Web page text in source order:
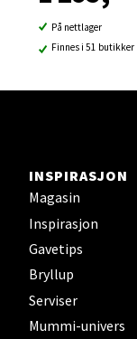
På nettlager
Finnes i 51 butikker
INSPIRASJON
Magasin
Inspirasjon
Gavetips
Bryllup
Serviser
Mummi-univers
Åpent i dag
3 i butikk
Sortland
Strangata
Åpent i dag
4 i butikk